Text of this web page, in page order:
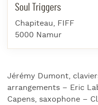
Jérémy Dumont,
arrangements – Eric
Capens, saxophone –
Soul Triggers
Chapiteau, FIFF
5000 Namur